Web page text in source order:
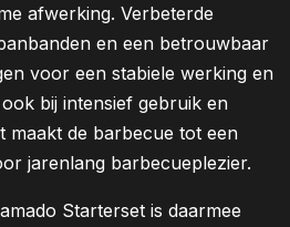
afwerking. Verbeterde
en een betrouwbaar
voor een stabiele werking en
bij intensief gebruik en
maakt de barbecue tot een
jarenlang barbecueplezier.
Starterset is daarmee